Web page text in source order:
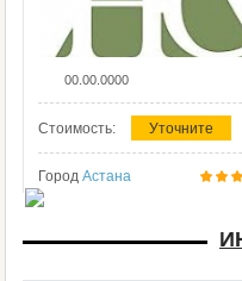
00.00.0000
Стоимость: Уточните
Город Астана